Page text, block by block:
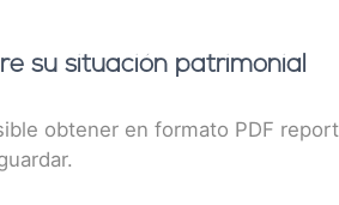
su situación patrimonial
obtener en formato PDF